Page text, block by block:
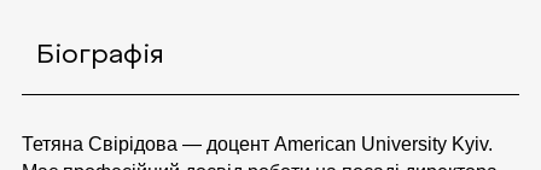
Біографія
Тетяна Свірідова — доцент American University Kyiv.